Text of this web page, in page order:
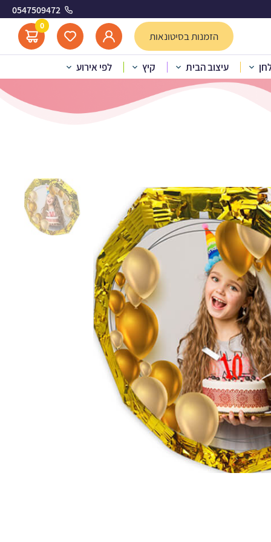
0547509472
הזמנות בסיטונאות
0
עיצוב הבית קיץ לפי אירוע זהב